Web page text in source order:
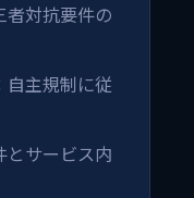
者対抗要件の
自主規制に従
とサービス内